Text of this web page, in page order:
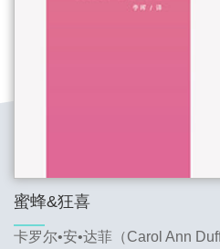
蜜蜂&狂喜
卡罗尔•安•达菲（Carol Ann